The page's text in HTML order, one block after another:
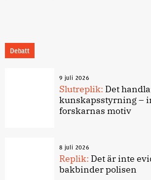
Debatt
9 juli 2026
Slutreplik: Det
kunskapsstyrning –
forskarnas motiv
8 juli 2026
Replik: Det är inte
bakbinder polisen